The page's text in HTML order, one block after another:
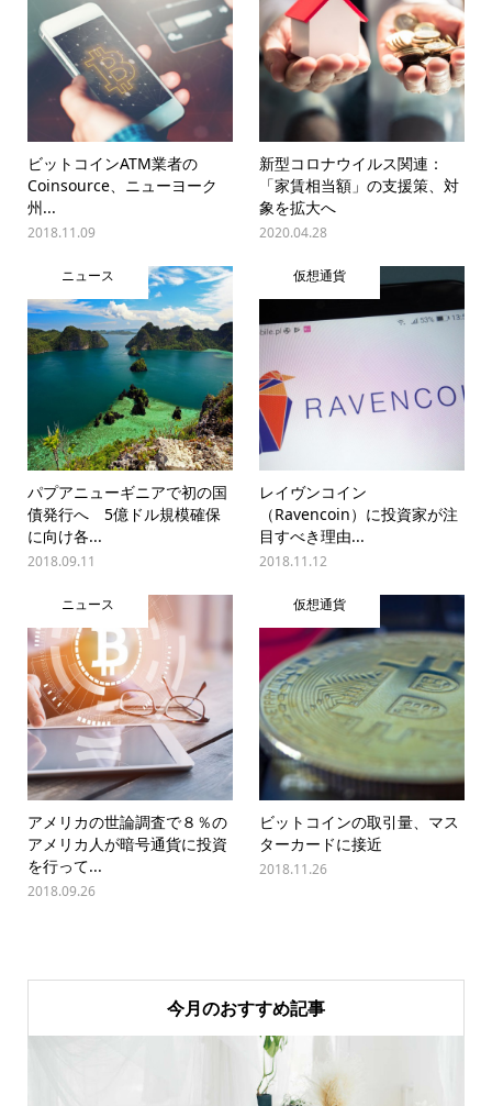
ビットコインATM業者の
Coinsource、ニューヨーク
州...
2018.11.09
新型コロナウイルス関連：
「家賃相当額」の支援策、対
象を拡大へ
2020.04.28
ニュース
パプアニューギニアで初の国
債発行へ 5億ドル規模確保
に向け各...
2018.09.11
仮想通貨
レイヴンコイン
（Ravencoin）に投資家が注
目すべき理由...
2018.11.12
ニュース
アメリカの世論調査で８％の
アメリカ人が暗号通貨に投資
を行って...
2018.09.26
仮想通貨
ビットコインの取引量、マス
ターカードに接近
2018.11.26
今月のおすすめ記事